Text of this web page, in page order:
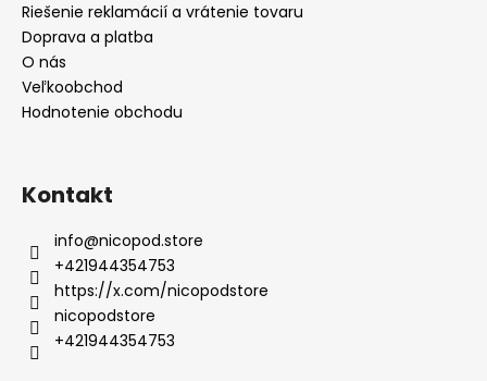
Riešenie reklamácií a vrátenie tovaru
Doprava a platba
O nás
Veľkoobchod
Hodnotenie obchodu
Kontakt
info@nicopod.store
+421944354753
https://x.com/nicopodstore
nicopodstore
+421944354753